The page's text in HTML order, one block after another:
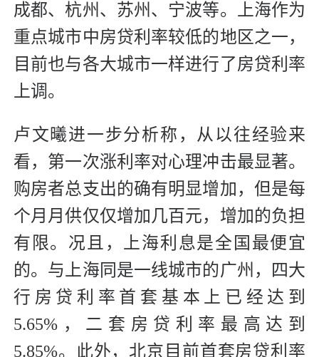
成都、杭州、苏州、宁波等。上海作为
重点城市中房贷利率较低的地区之一，
目前也与各大城市一样进行了房贷利率
上调。
卢文曦进一步分析称，从以往经验来
看，第一次涨利率对心理冲击最显著。
购房者总支出的确有明显增加，但是每
个月月供仅仅增加几百元，增加的负担
有限。况且，上海利息是全国最便宜
的。与上海同是一线城市的广州，四大
行房贷利率首套基本上已经达到
5.65%，二套房贷利率最高达到
5.85%。此外，北京目前首套房贷利率